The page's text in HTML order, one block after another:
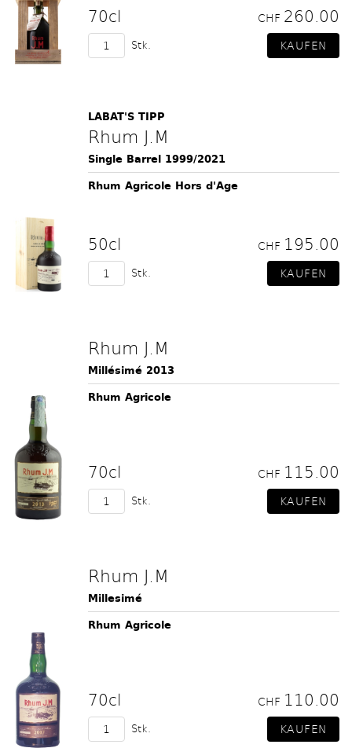
70cl CHF 260.00
Stk.
LABAT'S TIPP
Rhum J.M
Single Barrel 1999/2021
Rhum Agricole Hors d'Age
50cl CHF 195.00
Stk.
Rhum J.M
Millésimé 2013
Rhum Agricole
70cl CHF 115.00
Stk.
Rhum J.M
Millesimé
Rhum Agricole
70cl CHF 110.00
Stk.